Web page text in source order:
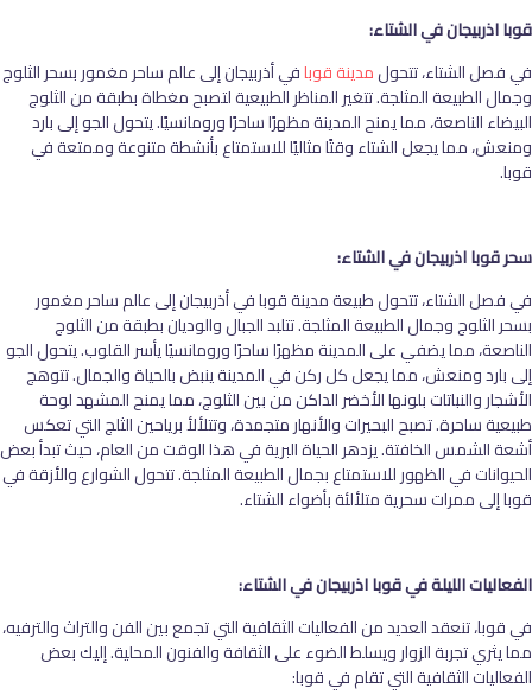
قوبا اذربيجان في الشتاء:
في فصل الشتاء، تتحولمدينة قوبافي أذربيجان إلى عالم ساحر مغمور بسحر الثلوج
وجمال الطبيعة المثلجة. تتغير المناظر الطبيعية لتصبح مغطاة بطبقة من الثلوج
البيضاء الناصعة، مما يمنح المدينة مظهرًا ساحرًا ورومانسيًا. يتحول الجو إلى بارد
ومنعش، مما يجعل الشتاء وقتًا مثاليًا للاستمتاع بأنشطة متنوعة وممتعة في
قوبا.
سحر قوبا اذربيجان في الشتاء:
في فصل الشتاء، تتحول طبيعة مدينة قوبا في أذربيجان إلى عالم ساحر مغمور
بسحر الثلوج وجمال الطبيعة المثلجة. تتلبد الجبال والوديان بطبقة من الثلوج
الناصعة، مما يضفي على المدينة مظهرًا ساحرًا ورومانسيًا يأسر القلوب. يتحول الجو
إلى بارد ومنعش، مما يجعل كل ركن في المدينة ينبض بالحياة والجمال. تتوهج
الأشجار والنباتات بلونها الأخضر الداكن من بين الثلوج، مما يمنح المشهد لوحة
طبيعية ساحرة. تصبح البحيرات والأنهار متجمدة، وتتلألأ برياحين الثلج التي تعكس
أشعة الشمس الخافتة. يزدهر الحياة البرية في هذا الوقت من العام، حيث تبدأ بعض
الحيوانات في الظهور للاستمتاع بجمال الطبيعة المثلجة. تتحول الشوارع والأزقة في
قوبا إلى ممرات سحرية متلألئة بأضواء الشتاء.
الفعاليات الليلة في قوبا اذربيجان في الشتاء:
في قوبا، تنعقد العديد من الفعاليات الثقافية التي تجمع بين الفن والتراث والترفيه،
مما يثري تجربة الزوار ويسلط الضوء على الثقافة والفنون المحلية. إليك بعض
الفعاليات الثقافية التي تقام في قوبا: